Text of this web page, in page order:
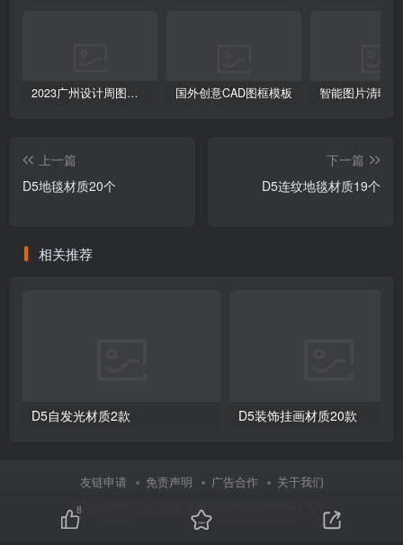
2023广州设计周图集更新至8000多张高清图+联系方式 国外创意CAD图框模板
上一篇
D5地毯材质20个
下一篇
D5连纹地毯材质19个
相关推荐
D5自发光材质2款 D5装饰挂画材质20款
友链申请 免责声明 广告合作 关于我们
Copyright © 2025 · 刷子库 · 蒙ICP备18005844号-6
8